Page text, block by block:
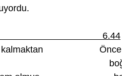
6.44
Önce